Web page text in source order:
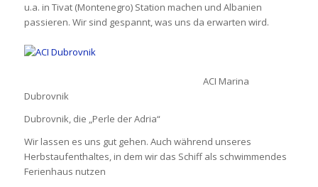
u.a. in Tivat (Montenegro) Station machen und Albanien
passieren. Wir sind gespannt, was uns da erwarten wird.
ACI Marina
Dubrovnik
Dubrovnik, die „Perle der Adria“
Wir lassen es uns gut gehen. Auch während unseres
Herbstaufenthaltes, in dem wir das Schiff als schwimmendes
Ferienhaus nutzen